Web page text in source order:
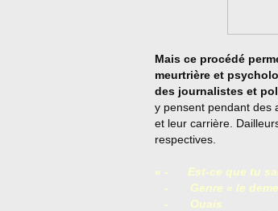
Mais ce procédé
meurtrière et
des journalistes et
y pensent pendant des
et leur carrière.
respectives.
« -
Est-ce que tu
-
Genre « le
-
Ouais